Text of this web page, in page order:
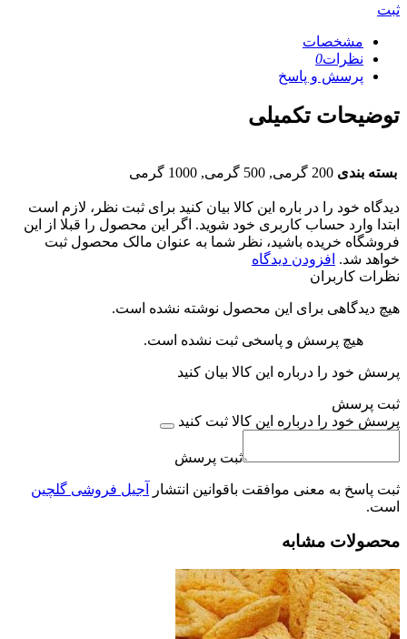
ثبت
مشخصات
نظرات0
پرسش و پاسخ
توضیحات تکمیلی
بسته بندی 200 گرمی, 500 گرمی, 1000 گرمی
دیدگاه خود را در باره این کالا بیان کنید برای ثبت نظر، لازم است
ابتدا وارد حساب کاربری خود شوید. اگر این محصول را قبلا از این
فروشگاه خریده باشید، نظر شما به عنوان مالک محصول ثبت
خواهد شد. افزودن دیدگاه
نظرات کاربران
هیچ دیدگاهی برای این محصول نوشته نشده است.
هیچ پرسش و پاسخی ثبت نشده است.
پرسش خود را درباره این کالا بیان کنید
ثبت پرسش
پرسش خود را درباره این کالا ثبت کنید
ثبت پرسش
ثبت پاسخ به معنی موافقت باقوانین انتشار
آجیل فروشی گلچین
است.
محصولات مشابه